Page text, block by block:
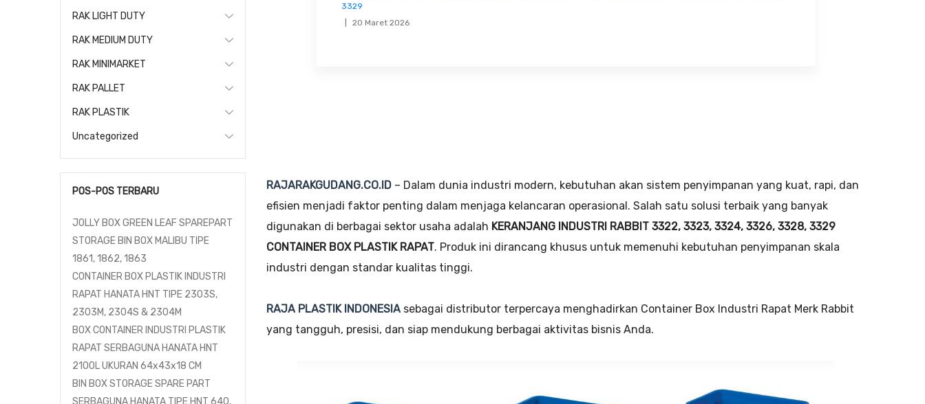
3329
20 Maret 2026
RAJARAKGUDANG.CO.ID – Dalam dunia industri modern, kebutuhan akan sistem penyimpanan yang kuat, rapi, dan
efisien menjadi faktor penting dalam menjaga kelancaran operasional. Salah satu solusi terbaik yang banyak
digunakan di berbagai sektor usaha adalah KERANJANG INDUSTRI RABBIT 3322, 3323, 3324, 3326, 3328, 3329
CONTAINER BOX PLASTIK RAPAT. Produk ini dirancang khusus untuk memenuhi kebutuhan penyimpanan skala
industri dengan standar kualitas tinggi.
RAJA PLASTIK INDONESIA sebagai distributor terpercaya menghadirkan Container Box Industri Rapat Merk Rabbit
yang tangguh, presisi, dan siap mendukung berbagai aktivitas bisnis Anda.
RAK LIGHT DUTY
RAK MEDIUM DUTY
RAK MINIMARKET
RAK PALLET
RAK PLASTIK
Uncategorized
POS-POS TERBARU
JOLLY BOX GREEN LEAF SPAREPART
STORAGE BIN BOX MALIBU TIPE
1861, 1862, 1863
CONTAINER BOX PLASTIK INDUSTRI
RAPAT HANATA HNT TIPE 2303S,
2303M, 2304S & 2304M
BOX CONTAINER INDUSTRI PLASTIK
RAPAT SERBAGUNA HANATA HNT
2100L UKURAN 64x43x18 CM
BIN BOX STORAGE SPARE PART
SERBAGUNA HANATA TIPE HNT 640,